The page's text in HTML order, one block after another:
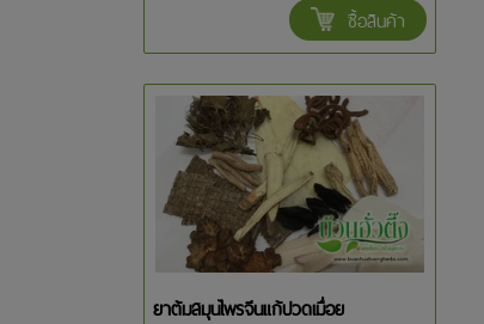
ซื้อสินค้า
ยาต้มสมุนไพรจีนแก้ปวดเมื่อย